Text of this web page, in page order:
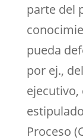
parte del
pueda
por ej.,
ejecutivo,
Proceso